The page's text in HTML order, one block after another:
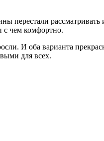
перестали
с чем комфортно.
И оба варианта
для всех.